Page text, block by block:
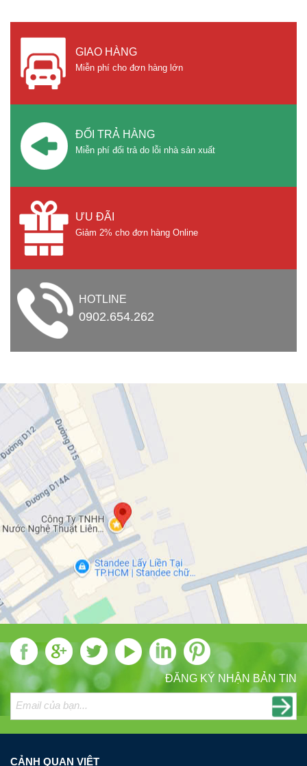
GIAO HÀNG
Miễn phí cho đơn hàng lớn
ĐỔI TRẢ HÀNG
Miễn phí đổi trả do lỗi nhà sản xuất
ƯU ĐÃI
Giảm 2% cho đơn hàng Online
HOTLINE
0902.654.262
ĐĂNG KÝ NHẬN BẢN TIN
CẢNH QUAN VIỆT